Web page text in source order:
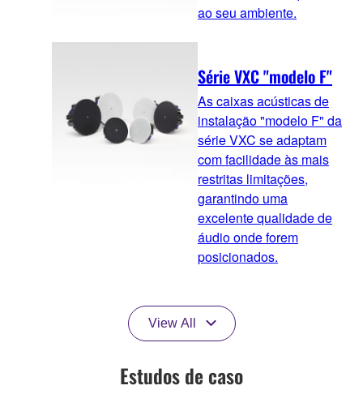
ao seu ambiente.
Série VXC "modelo F"
As caixas acústicas de
instalação "modelo F" da
série VXC se adaptam
com facilidade às mais
restritas limitações,
garantindo uma
excelente qualidade de
áudio onde forem
posicionados.
View All
Estudos de caso